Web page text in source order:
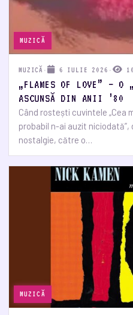
MUZICĂ
MUZICĂ · 6 IULIE 2026 ·
„FLAMES OF LOVE” – O
ASCUNSĂ DIN ANII ’80
Când rostești cuvintele „Cea
probabil n-ai auzit
nostalgie, către o…
MUZICĂ